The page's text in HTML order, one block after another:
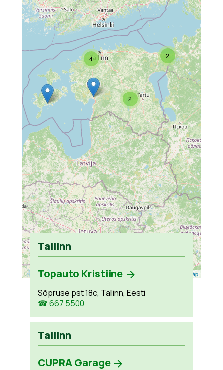
2
2
4
Leaflet OpenStreetMap
Tallinn
Topauto Kristiine
Sõpruse pst 18c, Tallinn, Eesti
☎ 667 5500
Tallinn
CUPRA Garage